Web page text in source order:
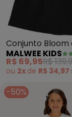
Conjunto Bloom
Are em
White)
MALWEE KIDS
R$ 69,95R$
ou 2x de R$ 34,97
-50%